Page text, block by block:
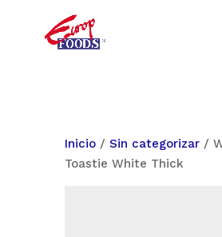
Inicio/ Sin categorizar/
Toastie White Thick